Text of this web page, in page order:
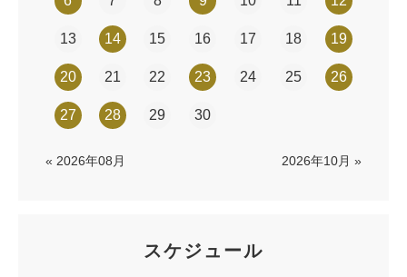
13 14 15 16 17 18 19
20 21 22 23 24 25 26
27 28 29 30
« 2026年08月 2026年10月 »
スケジュール